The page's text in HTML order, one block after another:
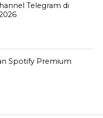
Telegram di
Spotify Premium